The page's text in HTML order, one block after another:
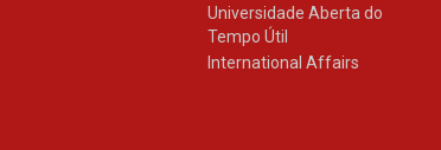
Universidade Aberta do
Tempo Útil
International Affairs